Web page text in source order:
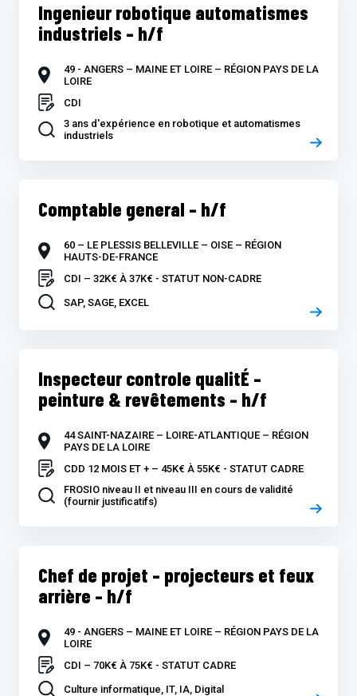
Ingenieur robotique automatismes
industriels – h/f
49 - ANGERS – MAINE ET LOIRE – RÉGION PAYS DE LA
LOIRE
CDI
3 ans d'expérience en robotique et automatismes
industriels
Comptable general – h/f
60 – LE PLESSIS BELLEVILLE – OISE – RÉGION
HAUTS-DE-FRANCE
CDI – 32K€ À 37K€ - STATUT NON-CADRE
SAP, SAGE, EXCEL
Inspecteur controle qualitÉ –
peinture & revêtements – h/f
44 SAINT-NAZAIRE – LOIRE-ATLANTIQUE – RÉGION
PAYS DE LA LOIRE
CDD 12 MOIS ET + – 45K€ À 55K€ - STATUT CADRE
FROSIO niveau II et niveau III en cours de validité
(fournir justificatifs)
Chef de projet – projecteurs et feux
arrière – h/f
49 - ANGERS – MAINE ET LOIRE – RÉGION PAYS DE LA
LOIRE
CDI – 70K€ À 75K€ - STATUT CADRE
Culture informatique, IT, IA, Digital